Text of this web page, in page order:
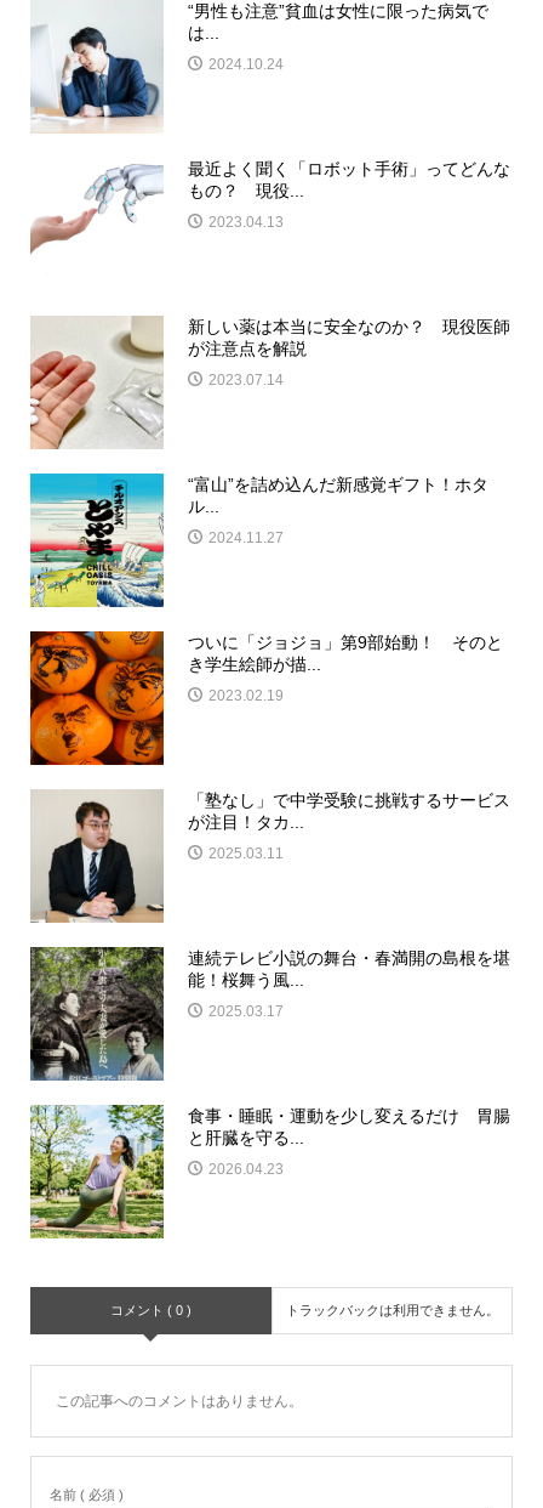
“男性も注意”貧血は女性に限った病気で
は...
2024.10.24
最近よく聞く「ロボット手術」ってどんな
もの？ 現役...
2023.04.13
新しい薬は本当に安全なのか？ 現役医師
が注意点を解説
2023.07.14
“富山”を詰め込んだ新感覚ギフト！ホタ
ル...
2024.11.27
ついに「ジョジョ」第9部始動！ そのと
き学生絵師が描...
2023.02.19
「塾なし」で中学受験に挑戦するサービス
が注目！タカ...
2025.03.11
連続テレビ小説の舞台・春満開の島根を堪
能！桜舞う風...
2025.03.17
食事・睡眠・運動を少し変えるだけ 胃腸
と肝臓を守る...
2026.04.23
コメント ( 0 ) トラックバックは利用できません。
この記事へのコメントはありません。
名前 ( 必須 )